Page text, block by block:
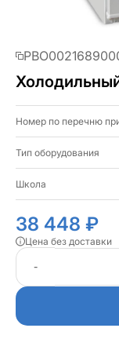
Номер по перечню
Тип оборудования
Школа
38 448 ₽
Цена без доставки
-